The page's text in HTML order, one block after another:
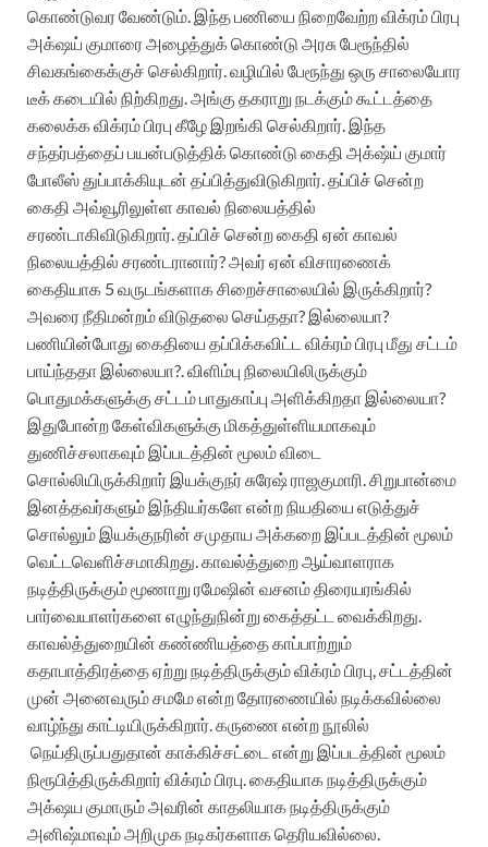
கொண்டுவர வேண்டும். இந்த பணியை நிறைவேற்ற விக்ரம் பிரபு
அக்‌ஷய் குமாரை அழைத்துக் கொண்டு அரசு பேரூந்தில்
சிவகங்கைக்குச் செல்கிறார். வழியில் பேரூந்து ஒரு சாலையோர
டீக் கடையில் நிற்கிறது. அங்கு தகராறு நடக்கும் கூட்டத்தை
கலைக்க விக்ரம் பிரபு கீழே இறங்கி செல்கிறார். இந்த
சந்தர்பத்தைப் பயன்படுத்திக் கொண்டு கைதி அக்‌ஷ்ய் குமார்
போலீஸ் துப்பாக்கியுடன் தப்பித்துவிடுகிறார். தப்பிச் சென்ற
கைதி அவ்வூரிலுள்ள காவல் நிலையத்தில்
சரண்டாகிவிடுகிறார். தப்பிச் சென்ற கைதி ஏன் காவல்
நிலையத்தில் சரண்டரானார்? அவர் ஏன் விசாரணைக்
கைதியாக 5 வருடங்களாக சிறைச்சாலையில் இருக்கிறார்?
அவரை நீதிமன்றம் விடுதலை செய்ததா? இல்லையா?
பணியின்போது கைதியை தப்பிக்கவிட்ட விக்ரம் பிரபு மீது சட்டம்
பாய்ந்ததா இல்லையா?. விளிம்பு நிலையிலிருக்கும்
பொதுமக்களுக்கு சட்டம் பாதுகாப்பு அளிக்கிறதா இல்லையா?
இதுபோன்ற கேள்விகளுக்கு மிகத்துள்ளியமாகவும்
துணிச்சலாகவும் இப்படத்தின் மூலம் விடை
சொல்லியிருக்கிறார் இயக்குநர் சுரேஷ் ராஜகுமாரி. சிறுபான்மை
இனத்தவர்களும் இந்தியர்களே என்ற நியதியை எடுத்துச்
சொல்லும் இயக்குநரின் சமுதாய அக்கறை இப்படத்தின் மூலம்
வெட்டவெளிச்சமாகிறது. காவல்த்துறை ஆய்வாளராக
நடித்திருக்கும் மூணாறு ரமேஷின் வசனம் திரையரங்கில்
பார்வையாளர்களை எழுந்துநின்று கைத்தட்ட வைக்கிறது.
காவல்த்துறையின் கண்ணியத்தை காப்பாற்றும்
கதாபாத்திரத்தை ஏற்று நடித்திருக்கும் விக்ரம் பிரபு, சட்டத்தின்
முன் அனைவரும் சமமே என்ற தோரணையில் நடிக்கவில்லை
வாழ்ந்து காட்டியிருக்கிறார். கருணை என்ற நூலில்
நெய்திருப்பதுதான் காக்கிச்சட்டை என்று இப்படத்தின் மூலம்
நிரூபித்திருக்கிறார் விக்ரம் பிரபு. கைதியாக நடித்திருக்கும்
அக்‌ஷய குமாரும் அவரின் காதலியாக நடித்திருக்கும்
அனிஷ்மாவும் அறிமுக நடிகர்களாக தெரியவில்லை.